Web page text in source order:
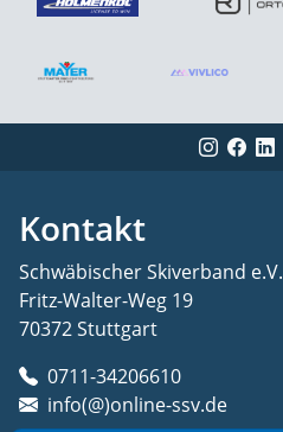
Kontakt
Schwäbischer Skiverband e.V.
Fritz-Walter-Weg 19
70372 Stuttgart
0711-34206610
info(@)online-ssv.de